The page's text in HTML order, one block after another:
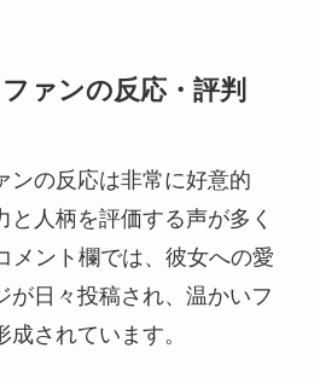
ァンの反応・評判
ンの反応は非常に好意的
と人柄を評価する声が多く
メント欄では、彼女への愛
が日々投稿され、温かいフ
されています。